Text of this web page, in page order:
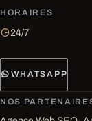
HORAIRES
24/7
WHATSAPP
NOS